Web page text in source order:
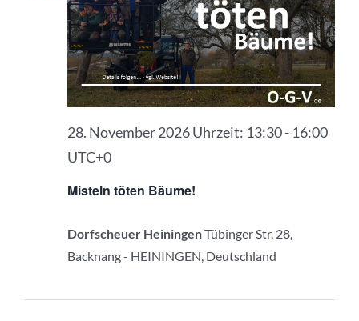
Misteln töten Bäume!
28. November 2026 Uhrzeit: 13:30- 16:00
UTC+0
Dorfscheuer HeiningenTübinger Str. 28,
Backnang - HEININGEN, Deutschland